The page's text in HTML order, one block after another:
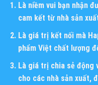
Là niềm vui bạn nhận
cam kết từ nhà sản
Là giá trị kết nối mà
phẩm Việt chất lượng
Là giá trị chia sẻ động
cho các nhà sản xuất,